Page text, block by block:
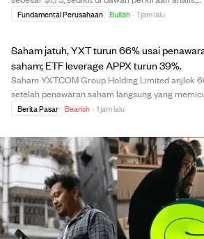
sementara pendapatan sebesar $4,12 miliar sedikit
Fundamental Perusahaan Bullish · 1 jam lalu
Saham jatuh, YXT turun 66% usai
saham; ETF leverage APPX turun 39%.
Saham YXT.COM Group Holding Limited anjlok
setelah penawaran saham langsung yang
kekhawatiran dilusi saham. ETF leverage Tradr
leverage. Meski ada kabar positif dan laba di ...
Berita Pasar Bearish · 1 jam lalu